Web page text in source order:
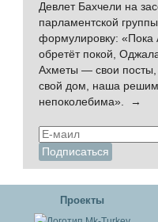
Девлет Бахчели на
парламентской
формулировку: «Пока
обретёт покой,
Ахметы — свои
свой дом, наша
непоколебима». →
Проекты